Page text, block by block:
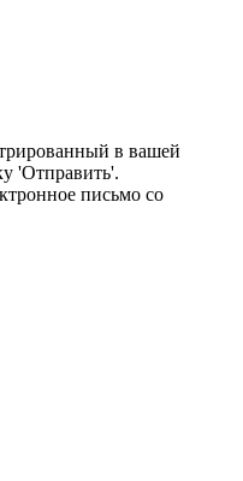
в вашей
'Отправить'.
письмо со